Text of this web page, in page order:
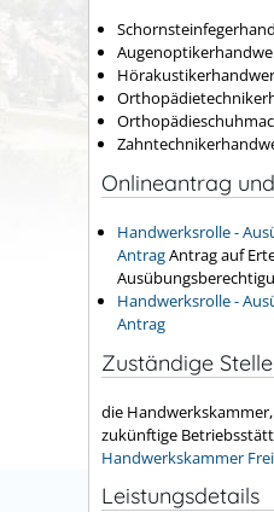
Onlineantrag
Handwerksrolle -
AntragAntrag auf
Handwerksrolle -
Antrag
Zuständige Stelle
die
zukünftige
Handwerkskammer
Leistungsdetails